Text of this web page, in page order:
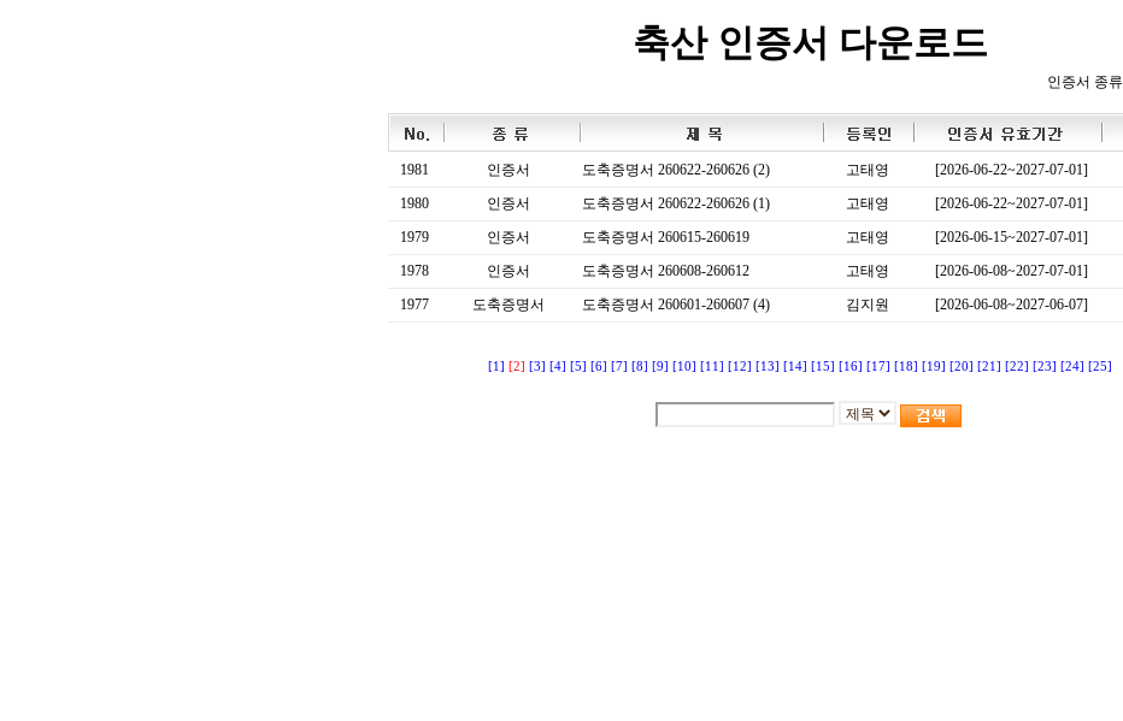
축산 인증서 다운로드
인증서 종류
1981 인증서 도축증명서 260622-260626 (2) 고태영 [2026-06-22~2027-07-01]
1980
인증서 도축증명서 260622-260626 (1) 고태영 [2026-06-22~2027-07-01]
1979
인증서 도축증명서 260615-260619 고태영 [2026-06-15~2027-07-01]
1978
인증서 도축증명서 260608-260612 고태영 [2026-06-08~2027-07-01]
1977
도축증명서 도축증명서 260601-260607 (4) 김지원 [2026-06-08~2027-06-07]
[1] [2] [3] [4] [5] [6] [7] [8] [9] [10] [11] [12] [13] [14] [15] [16] [17] [18] [19] [20] [21] [22] [23] [24] [25]